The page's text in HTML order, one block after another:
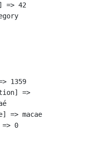
=> 42
1359
=>
=> macae
=> 0